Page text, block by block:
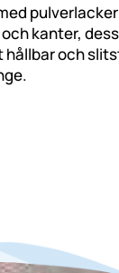
kanter,
och